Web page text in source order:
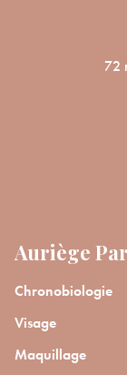
72
Auriège
Chronobiologie
Visage
Maquillage